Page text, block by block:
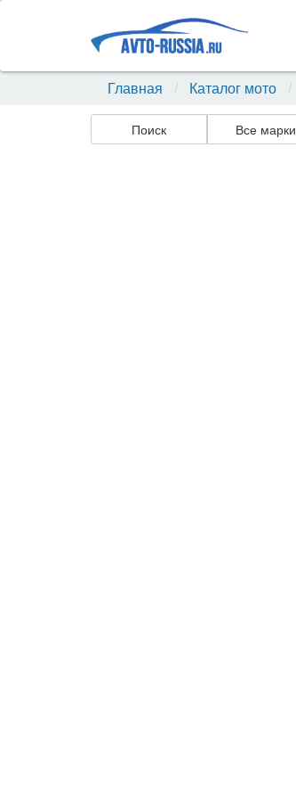
Главная Каталог мото
Поиск Все марки